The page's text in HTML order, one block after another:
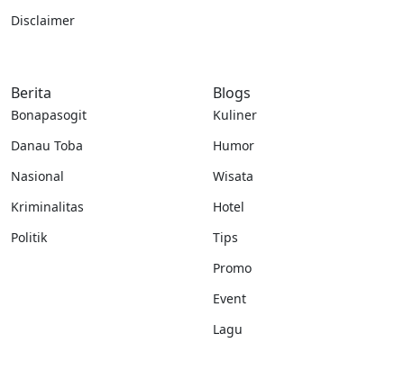
Disclaimer
Berita
Bonapasogit
Danau Toba
Nasional
Kriminalitas
Politik
Blogs
Kuliner
Humor
Wisata
Hotel
Tips
Promo
Event
Lagu